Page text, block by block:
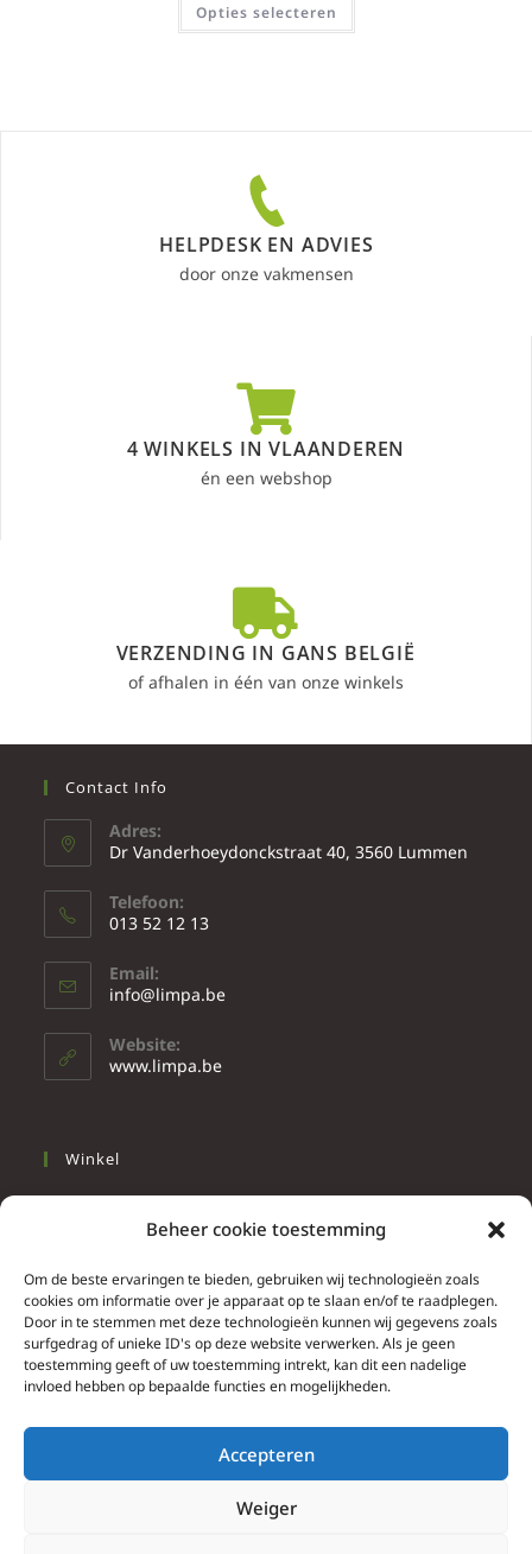
Beheer cookie toestemming
Om de beste ervaringen te bieden, gebruiken wij technologieën zoals
cookies om informatie over je apparaat op te slaan en/of te raadplegen.
Door in te stemmen met deze technologieën kunnen wij gegevens zoals
surfgedrag of unieke ID's op deze website verwerken. Als je geen
toestemming geeft of uw toestemming intrekt, kan dit een nadelige
invloed hebben op bepaalde functies en mogelijkheden.
Accepteren
Weiger
Opties selecteren
HELPDESK EN ADVIES
door onze vakmensen
4 WINKELS IN VLAANDEREN
én een webshop
VERZENDING IN GANS BELGIË
of afhalen in één van onze winkels
Contact Info
Adres:
Dr Vanderhoeydonckstraat 40, 3560 Lummen
Telefoon:
013 52 12 13
Email:
info@limpa.be
Website:
www.limpa.be
Winkel
Wonen
Info
Contacteer ons